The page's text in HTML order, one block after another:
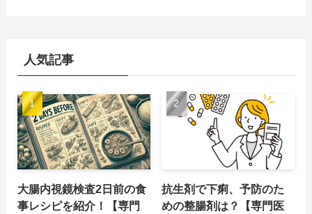
人気記事
大腸内視鏡検査2日前の食
事レシピを紹介！【専門
抗生剤で下痢、予防のた
めの整腸剤は？【専門医